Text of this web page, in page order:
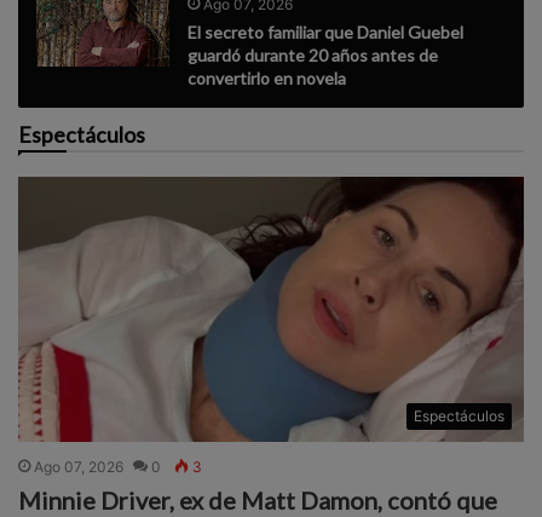
Ago 07, 2026
El secreto familiar que Daniel Guebel
guardó durante 20 años antes de
convertirlo en novela
Espectáculos
Espectáculos
Ago 07, 2026 0 3
Minnie Driver, ex de Matt Damon, contó que